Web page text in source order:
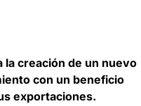
la creación de un nuevo
con un beneficio
exportaciones.